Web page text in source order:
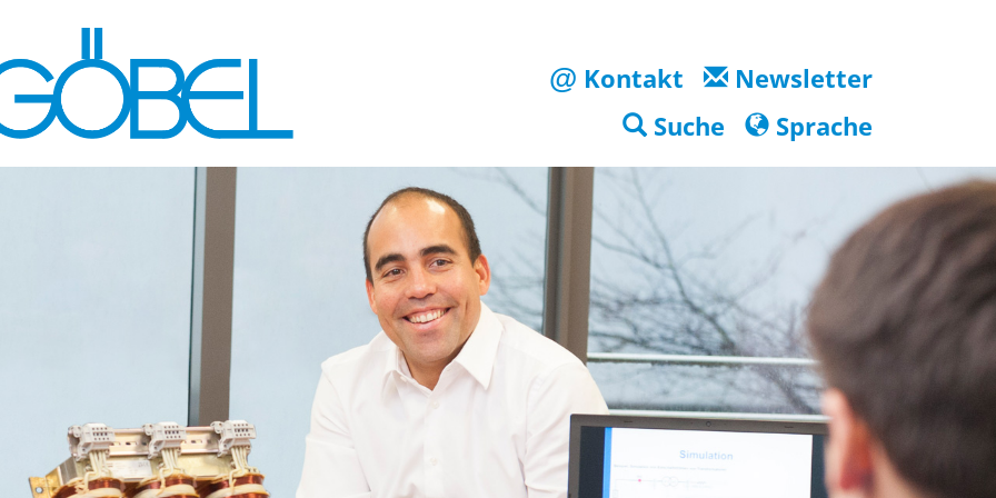
@ Kontakt
Newsletter
Suche
Sprache